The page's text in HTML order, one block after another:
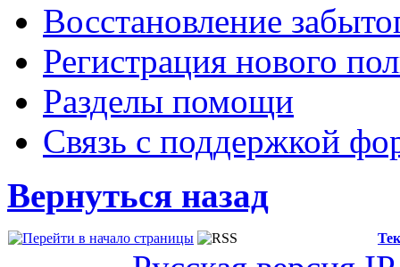
Восстановление
Регистрация нового
Разделы помощи
Связь с поддержкой
Вернуться назад